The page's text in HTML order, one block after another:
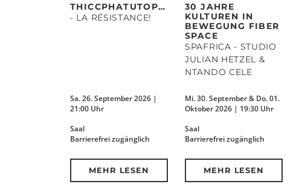
THICCPHATUTOPIAS
- LA RÉSISTANCE!
Sa. 26. September 2026 |
21:00 Uhr
Saal
Barrierefrei zugänglich
MEHR LESEN
30 JAHRE
KULTUREN IN
BEWEGUNG FIBER
SPACE
SPAFRICA - STUDIO
JULIAN HETZEL &
NTANDO CELE
Mi. 30. September & Do. 01.
Oktober 2026 | 19:30 Uhr
Saal
Barrierefrei zugänglich
MEHR LESEN